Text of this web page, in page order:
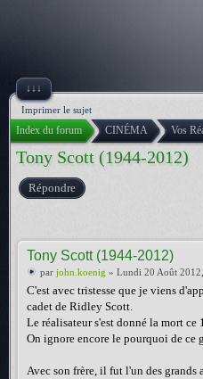
↓↓↓
Imprimer le sujet
Index du forum CINÉMA Vos
Tony Scott (1944-2012)
Répondre
Tony Scott (1944-2012)
par john.koenig » Lundi 20 Août
C'est avec tristesse que je viens
cadet de Ridley Scott.
Le réalisateur s'est donné la mort
On ignore encore le pourquoi de ce
Avec son frère, il fut l'un des grands